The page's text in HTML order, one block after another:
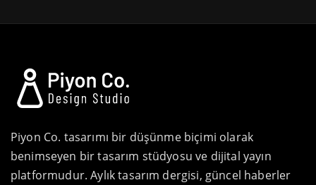
Piyon Co. tasarımı bir düşünme biçimi olarak
benimseyen bir tasarım stüdyosu ve dijital yayın
platformudur. Aylık tasarım dergisi, güncel haberler